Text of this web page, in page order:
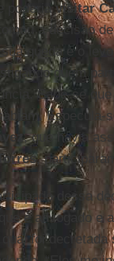
poderiavisitar
a decisão
queda e o
quem
Sabe-se
Especula-
, que havia
,
dessa
é advogado e
qual foi